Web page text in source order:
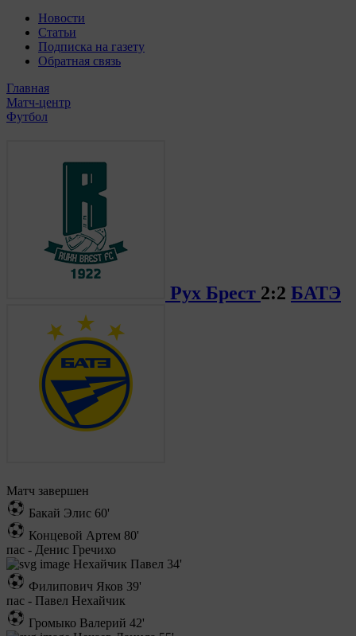
Новости
Статьи
Подписка на газету
Обратная связь
Главная
Матч-центр
Футбол
Рух Брест 2:2 БАТЭ
Матч завершен
Бакай Элис 60'
Концевой Артем 80'
пас - Денис Гречихо
Нехайчик Павел 34'
Филипович Яков 39'
пас - Павел Нехайчик
Громыко Валерий 42'